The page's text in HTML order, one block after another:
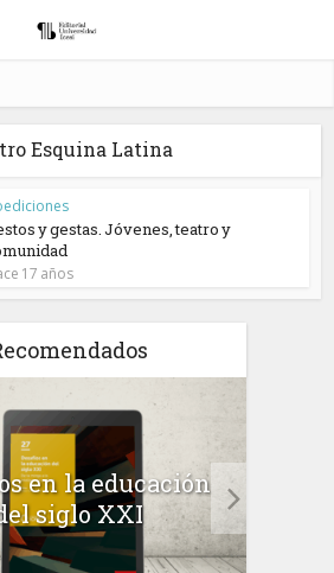
Esquina Latina
y gestas. Jóvenes, teatro y
17 años
en la educación
siglo XXI